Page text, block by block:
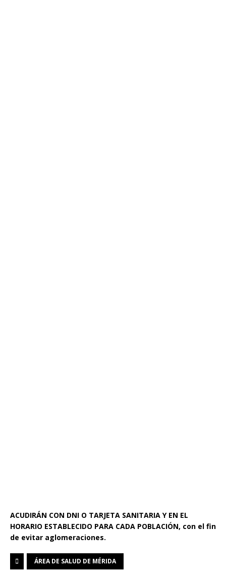
ACUDIRÁN CON DNI O TARJETA SANITARIA Y EN EL
HORARIO ESTABLECIDO PARA CADA POBLACIÓN, con el fin
de evitar aglomeraciones.
ÁREA DE SALUD DE MÉRIDA